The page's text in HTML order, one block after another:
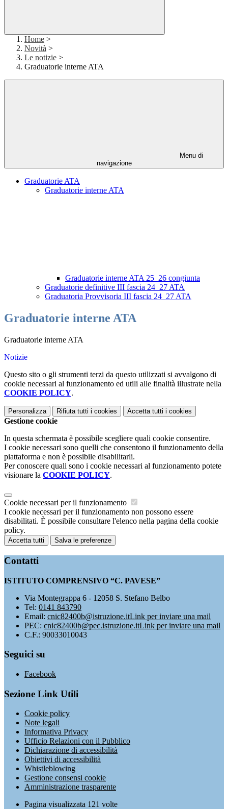
Home >
Novità >
Le notizie >
Graduatorie interne ATA
Menu di
navigazione
Graduatorie ATA
Graduatorie interne ATA
Graduatorie interne ATA 25_26 congiunta
Graduatorie definitive III fascia 24_27 ATA
Graduatoria Provvisoria III fascia 24_27 ATA
Graduatorie interne ATA
Graduatorie interne ATA
Notizie
Questo sito o gli strumenti terzi da questo utilizzati si avvalgono di
cookie necessari al funzionamento ed utili alle finalità illustrate nella
COOKIE POLICY.
Personalizza Rifiuta tutti i cookies Accetta tutti i cookies
Gestione cookie
In questa schermata è possibile scegliere quali cookie consentire.
I cookie necessari sono quelli che consentono il funzionamento della
piattaforma e non è possibile disabilitarli.
Per conoscere quali sono i cookie necessari al funzionamento potete
visionare la COOKIE POLICY.
Cookie necessari per il funzionamento
I cookie necessari per il funzionamento non possono essere
disabilitati. È possibile consultare l'elenco nella pagina della cookie
policy.
Accetta tutti Salva le preferenze
Contatti
ISTITUTO COMPRENSIVO “C. PAVESE”
Via Montegrappa 6 - 12058 S. Stefano Belbo
Tel: 0141 843790
Email: cnic82400b@istruzione.itLink per inviare una mail
PEC: cnic82400b@pec.istruzione.itLink per inviare una mail
C.F.: 90033010043
Seguici su
Facebook
Sezione Link Utili
Cookie policy
Note legali
Informativa Privacy
Ufficio Relazioni con il Pubblico
Dichiarazione di accessibilità
Obiettivi di accessibilità
Whistleblowing
Gestione consensi cookie
Amministrazione trasparente
Pagina visualizzata 121 volte